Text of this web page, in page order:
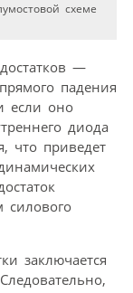
схеме
—
падения
если оно
диода
что приведет
силового
заключается